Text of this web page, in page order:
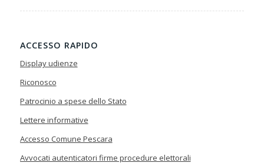
ACCESSO RAPIDO
Display udienze
Riconosco
Patrocinio a spese dello Stato
Lettere informative
Accesso Comune Pescara
Avvocati autenticatori firme procedure elettorali